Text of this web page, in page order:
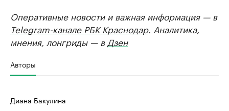
Оперативные новости и важная информация — в
Telegram-канале РБК Краснодар. Аналитика,
мнения, лонгриды — в Дзен
Авторы
Диана Бакулина